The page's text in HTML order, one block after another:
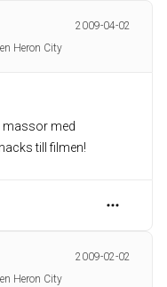
2009-04-02
Heron City
massor med
till filmen!
2009-02-02
Heron City